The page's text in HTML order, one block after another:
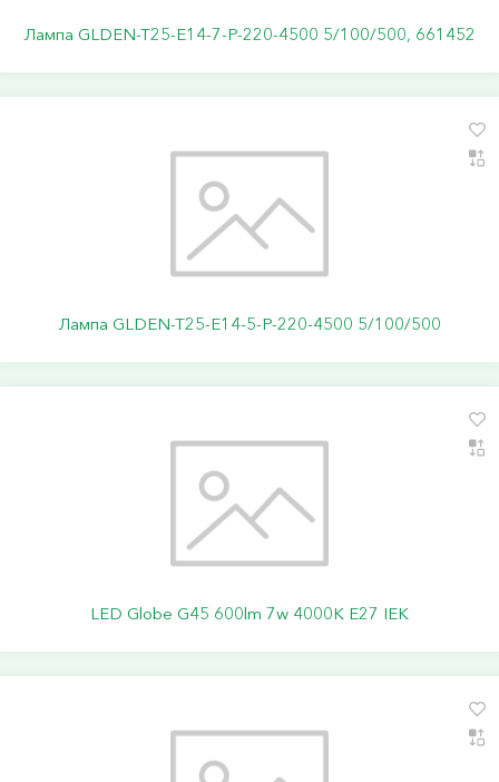
Лампа GLDEN-T25-E14-7-P-220-4500 5/100/500, 661452
Лампа GLDEN-T25-E14-5-P-220-4500 5/100/500
LED Globe G45 600lm 7w 4000K E27 IEK